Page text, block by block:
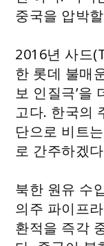
중국을 압박
2016년 사드
한 롯데 불매
보 인질극’을
고다. 한국의
단으로 비트
로 간주하겠
북한 원유 수
의주 파이프
환적을 즉각